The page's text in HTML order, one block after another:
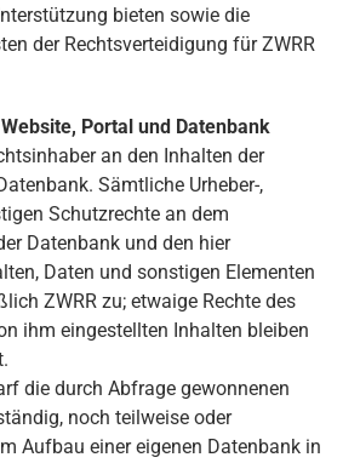
bieten sowie die
der Rechtsverteidigung für ZWRR
Portal und Datenbank
an den Inhalten der
Sämtliche Urheber-,
Schutzrechte an dem
Datenbank und den hier
Daten und sonstigen Elementen
ZWRR zu; etwaige Rechte des
ihm eingestellten Inhalten bleiben
die durch Abfrage gewonnenen
noch teilweise oder
Aufbau einer eigenen Datenbank in